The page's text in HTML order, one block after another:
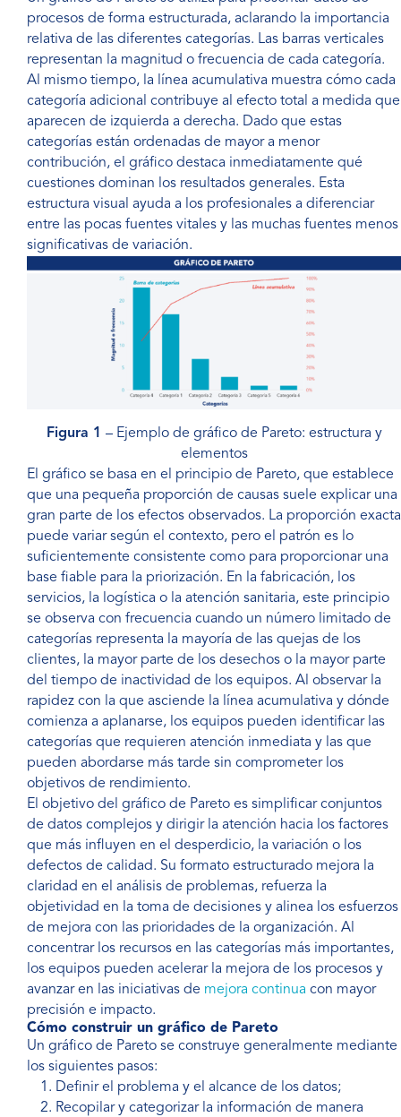
procesos de forma estructurada, aclarando la importancia
relativa de las diferentes categorías. Las barras verticales
representan la magnitud o frecuencia de cada categoría.
Al mismo tiempo, la línea acumulativa muestra cómo cada
categoría adicional contribuye al efecto total a medida que
aparecen de izquierda a derecha. Dado que estas
categorías están ordenadas de mayor a menor
contribución, el gráfico destaca inmediatamente qué
cuestiones dominan los resultados generales. Esta
estructura visual ayuda a los profesionales a diferenciar
entre las pocas fuentes vitales y las muchas fuentes menos
significativas de variación.
Figura 1 – Ejemplo de gráfico de Pareto: estructura y
elementos
El gráfico se basa en el principio de Pareto, que establece
que una pequeña proporción de causas suele explicar una
gran parte de los efectos observados. La proporción exacta
puede variar según el contexto, pero el patrón es lo
suficientemente consistente como para proporcionar una
base fiable para la priorización. En la fabricación, los
servicios, la logística o la atención sanitaria, este principio
se observa con frecuencia cuando un número limitado de
categorías representa la mayoría de las quejas de los
clientes, la mayor parte de los desechos o la mayor parte
del tiempo de inactividad de los equipos. Al observar la
rapidez con la que asciende la línea acumulativa y dónde
comienza a aplanarse, los equipos pueden identificar las
categorías que requieren atención inmediata y las que
pueden abordarse más tarde sin comprometer los
objetivos de rendimiento.
El objetivo del gráfico de Pareto es simplificar conjuntos
de datos complejos y dirigir la atención hacia los factores
que más influyen en el desperdicio, la variación o los
defectos de calidad. Su formato estructurado mejora la
claridad en el análisis de problemas, refuerza la
objetividad en la toma de decisiones y alinea los esfuerzos
de mejora con las prioridades de la organización. Al
concentrar los recursos en las categorías más importantes,
los equipos pueden acelerar la mejora de los procesos y
avanzar en las iniciativas de mejora continua con mayor
precisión e impacto.
Cómo construir un gráfico de Pareto
Un gráfico de Pareto se construye generalmente mediante
los siguientes pasos:
Definir el problema y el alcance de los datos;
Recopilar y categorizar la información de manera